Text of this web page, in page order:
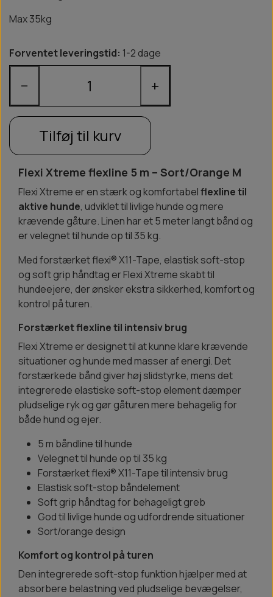
Max 35kg
Forventet leveringstid: 1-2 dage
− +
Tilføj til kurv
Flexi Xtreme flexline 5 m – Sort/Orange M
Flexi Xtreme er en stærk og komfortabelflexline til
aktive hunde, udviklet til livlige hunde og mere
krævende gåture. Linen har et 5 meter langt bånd og
er velegnet til hunde op til 35 kg.
Med forstærket flexi® X11-Tape, elastisk soft-stop
og soft grip håndtag er Flexi Xtreme skabt til
hundeejere, der ønsker ekstra sikkerhed, komfort og
kontrol på turen.
Forstærket flexline til intensiv brug
Flexi Xtreme er designet til at kunne klare krævende
situationer og hunde med masser af energi. Det
forstærkede bånd giver høj slidstyrke, mens det
integrerede elastiske soft-stop element dæmper
pludselige ryk og gør gåturen mere behagelig for
både hund og ejer.
5 m båndline til hunde
Velegnet til hunde op til 35 kg
Forstærket flexi® X11-Tape til intensiv brug
Elastisk soft-stop båndelement
Soft grip håndtag for behageligt greb
God til livlige hunde og udfordrende situationer
Sort/orange design
Komfort og kontrol på turen
Den integrerede soft-stop funktion hjælper med at
absorbere belastning ved pludselige bevægelser,